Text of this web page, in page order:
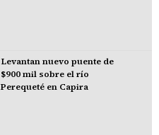
Levantan nuevo puente de
$900 mil sobre el río
Perequeté en Capira